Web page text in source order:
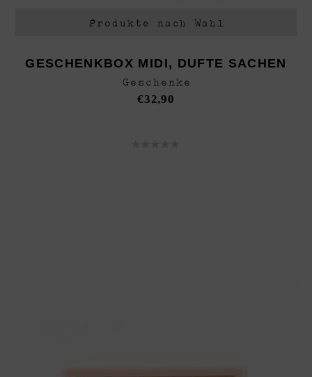
Produkte nach Wahl
GESCHENKBOX MIDI, DUFTE SACHEN
Geschenke
€32,90